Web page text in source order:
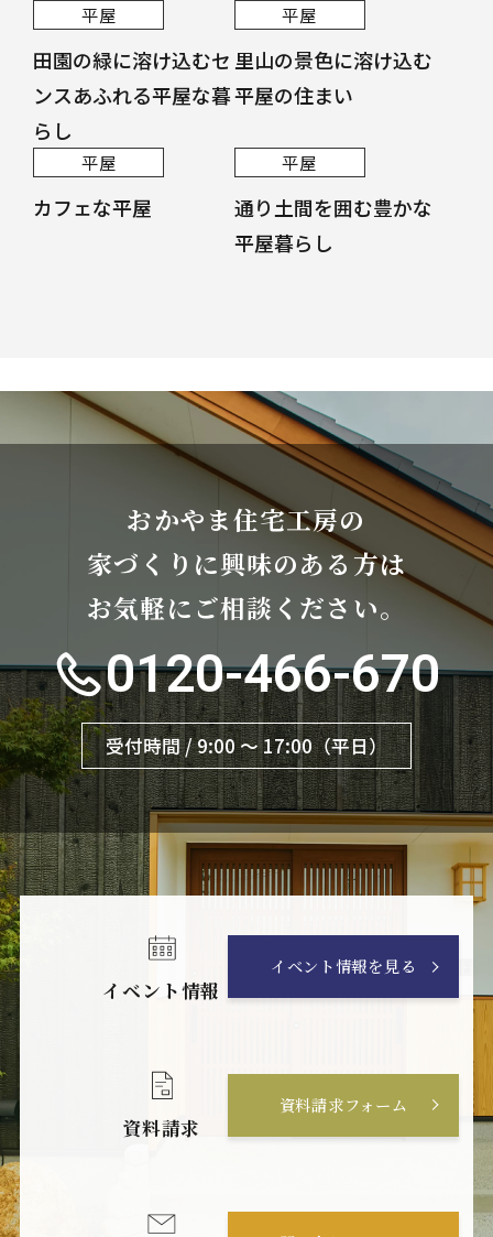
平屋
田園の緑に溶け込むセ
ンスあふれる平屋な暮
らし
平屋
里山の景色に溶け込む
平屋の住まい
平屋
カフェな平屋
平屋
通り土間を囲む豊かな
平屋暮らし
おかやま住宅工房の
家づくりに興味のある方は
お気軽にご相談ください。
0120-466-670
受付時間 / 9:00 〜 17:00（平日）
イベント情報
イベント情報を見る
資料請求
資料請求フォーム